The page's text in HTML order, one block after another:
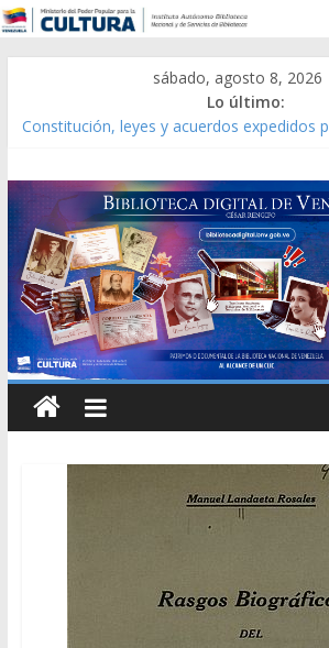
sábado, agosto 8, 2026
Lo último:
Constitución, leyes y acuerdos expedidos
Modesta Bor Sánchez [material gráfico]
Gaceta Oficial de la República de
Caracas 09 de marzo de 2006 N° 38.394
Catálogo temático de obras de Modesta